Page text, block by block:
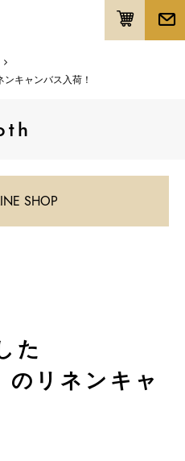
キャンバス入荷！
SHOP
た
リネンキャ